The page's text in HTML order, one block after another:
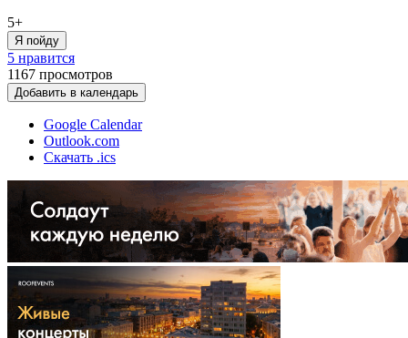
5+
Я пойду
5 нравится
1167 просмотров
Добавить в календарь
Google Calendar
Outlook.com
Скачать .ics